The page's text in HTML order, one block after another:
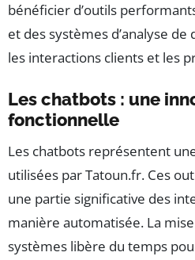
bénéficier d’outils
et des systèmes d’analyse
les interactions clients et les
Les chatbots : une
fonctionnelle
Les chatbots représentent
utilisées par Tatoun.fr. Ces
une partie significative des
manière automatisée. La
systèmes libère du temps